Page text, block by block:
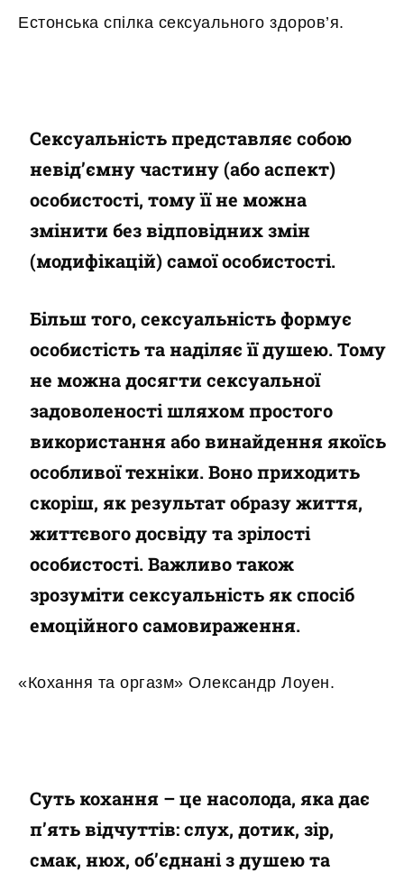
Естонська спілка сексуального здоров’я.
Сексуальність представляє собою
невід’ємну частину (або аспект)
особистості, тому її не можна
змінити без відповідних змін
(модифікацій) самої особистості.
Більш того, сексуальність формує
особистість та наділяє її душею. Тому
не можна досягти сексуальної
задоволеності шляхом простого
використання або винайдення якоїсь
особливої техніки. Воно приходить
скоріш, як результат образу життя,
життєвого досвіду та зрілості
особистості. Важливо також
зрозуміти сексуальність як спосіб
емоційного самовираження.
«Кохання та оргазм» Олександр Лоуен.
Суть кохання – це насолода, яка дає
п’ять відчуттів: слух, дотик, зір,
смак, нюх, об’єднані з душею та